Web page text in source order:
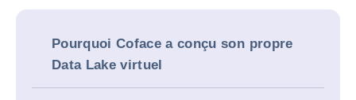
Pourquoi Coface a conçu son propre
Data Lake virtuel